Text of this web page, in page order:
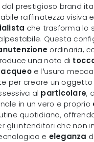
prestigioso brand
raffinatezza visiva
che trasforma lo
Questa
ordinaria,
una nota di
e l’usura
per creare un
al particolare,
in un vero e proprio
quotidiana,
gli intenditori che non
e eleganza